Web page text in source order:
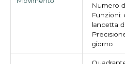
Numero
Funzioni:
lancetta
giorno